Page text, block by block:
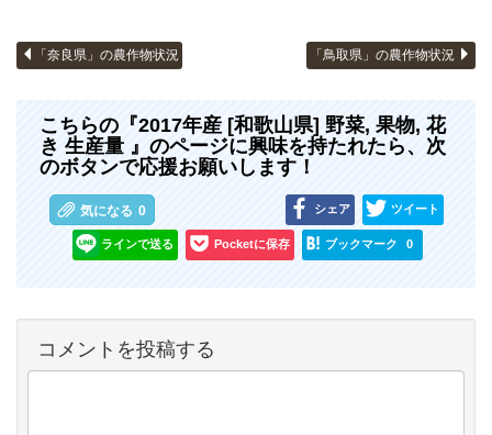
「奈良県」の農作物状況 「鳥取県」の農作物状況
こちらの『2017年産 [和歌山県] 野菜, 果物, 花
き 生産量 』のページに興味を持たれたら、次
のボタンで応援お願いします！
気になる 0 シェア ツイート
ラインで送る Pocketに保存 ブックマーク 0
コメントを投稿する